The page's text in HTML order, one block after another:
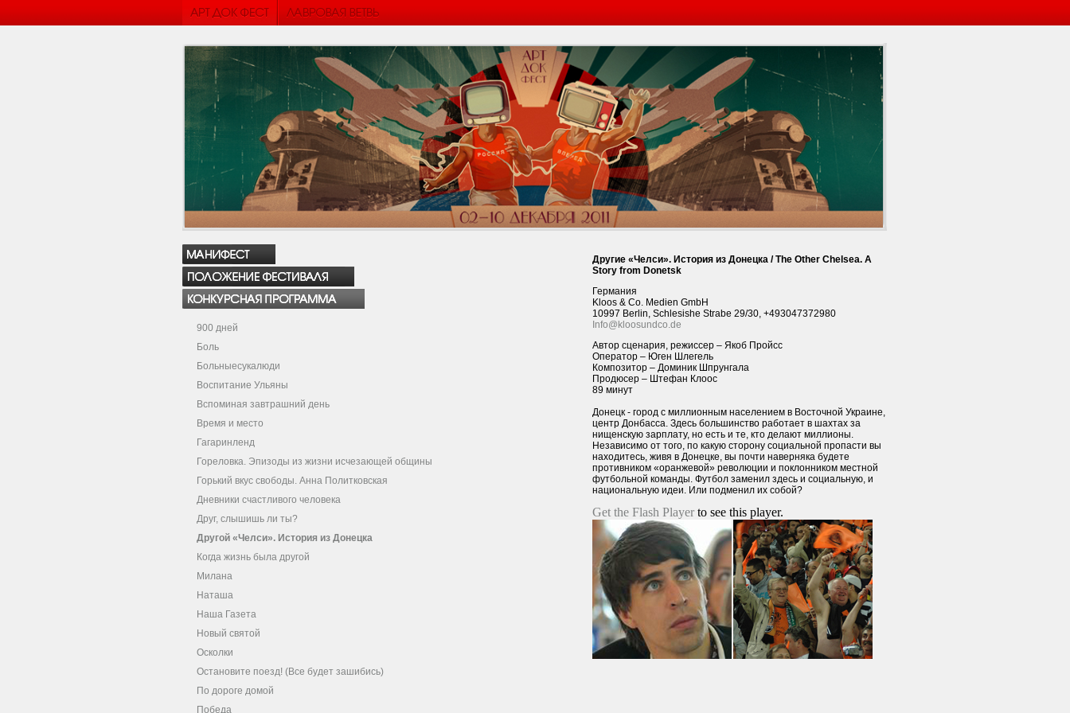
900 дней
Боль
Больныесукалюди
Воспитание Ульяны
Вспоминая завтрашний день
Время и место
Гагаринленд
Гореловка. Эпизоды из жизни исчезающей общины
Горький вкус свободы. Анна Политковская
Дневники счастливого человека
Друг, слышишь ли ты?
Другой «Челси». История из Донецка
Когда жизнь была другой
Милана
Наташа
Наша Газета
Новый святой
Осколки
Остановите поезд! (Все будет зашибись)
По дороге домой
Победа
Другие «Челси». История из Донецка / The Other Chelsea. A
Story from Donetsk
Германия
Kloos & Co. Medien GmbH
10997 Berlin, Schlesishe Strabe 29/30, +493047372980
Info@kloosundco.de
Автор сценария, режиссер – Якоб Пройсс
Оператор – Юген Шлегель
Композитор – Доминик Шпрунгала
Продюсер – Штефан Клоос
89 минут
Донецк - город с миллионным населением в Восточной Украине,
центр Донбасса. Здесь большинство работает в шахтах за
нищенскую зарплату, но есть и те, кто делают миллионы.
Независимо от того, по какую сторону социальной пропасти вы
находитесь, живя в Донецке, вы почти наверняка будете
противником «оранжевой» революции и поклонником местной
футбольной команды. Футбол заменил здесь и социальную, и
национальную идеи. Или подменил их собой?
Get the Flash Player to see this player.